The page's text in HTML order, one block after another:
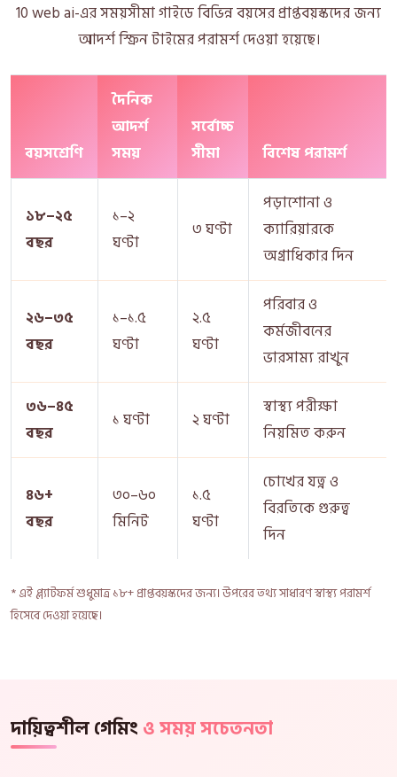
10 web ai-এর সময়সীমা গাইডে বিভিন্ন বয়সের প্রাপ্তবয়স্কদের জন্য
আদর্শ স্ক্রিন টাইমের পরামর্শ দেওয়া হয়েছে।
বয়সশ্রেণি
দৈনিক
আদর্শ
সময়
সর্বোচ্চ
সীমা
বিশেষ পরামর্শ
১৮–২৫
বছর
১–২
ঘণ্টা
৩ ঘণ্টা
পড়াশোনা ও
ক্যারিয়ারকে
অগ্রাধিকার দিন
২৬–৩৫
বছর
১–১.৫
ঘণ্টা
২.৫
ঘণ্টা
পরিবার ও
কর্মজীবনের
ভারসাম্য রাখুন
৩৬–৪৫
বছর
১ ঘণ্টা ২ ঘণ্টা
স্বাস্থ্য পরীক্ষা
নিয়মিত করুন
৪৬+
বছর
৩০–৬০
মিনিট
১.৫
ঘণ্টা
চোখের যত্ন ও
বিরতিকে গুরুত্ব
দিন
* এই প্ল্যাটফর্ম শুধুমাত্র ১৮+ প্রাপ্তবয়স্কদের জন্য। উপরের তথ্য সাধারণ স্বাস্থ্য পরামর্শ
হিসেবে দেওয়া হয়েছে।
দায়িত্বশীল গেমিং ও সময় সচেতনতা